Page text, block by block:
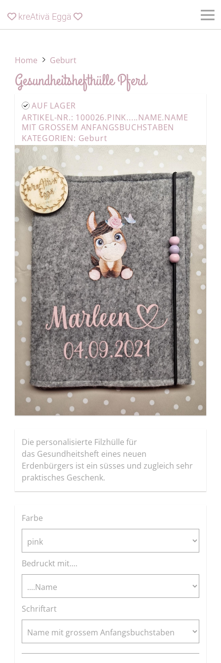
 kreAtivä Eggä 
Home Geburt
Gesundheitshefthülle Pferd
AUF LAGER
ARTIKEL-NR.: 100026.PINK.....NAME.NAME
MIT GROSSEM ANFANGSBUCHSTABEN
KATEGORIEN: Geburt
Die personalisierte Filzhülle für
das Gesundheitsheft eines neuen
Erdenbürgers ist ein süsses und zugleich sehr
praktisches Geschenk.
Farbe
Bedruckt mit....
Schriftart